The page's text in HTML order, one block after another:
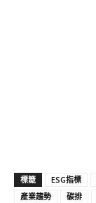
標籤 ESG指標
產業趨勢
碳排